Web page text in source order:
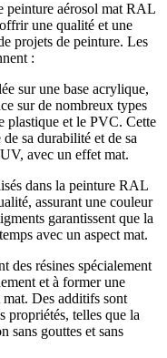
peinture aérosol mat RAL
une qualité et une
projets de peinture. Les
:
sur une base acrylique,
sur de nombreux types
plastique et le PVC. Cette
sa durabilité et de sa
avec un effet mat.
dans la peinture RAL
assurant une couleur
garantissent que la
avec un aspect mat.
des résines spécialement
et à former une
Des additifs sont
propriétés, telles que la
sans gouttes et sans